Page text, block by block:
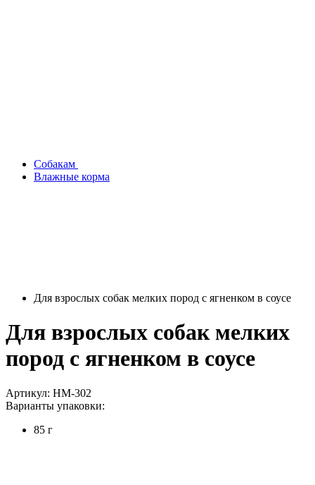
Собакам
Влажные корма
Для взрослых собак мелких пород c ягненком в соусе
Для взрослых собак мелких
пород c ягненком в соусе
Артикул: НМ-302
Варианты упаковки:
85 г